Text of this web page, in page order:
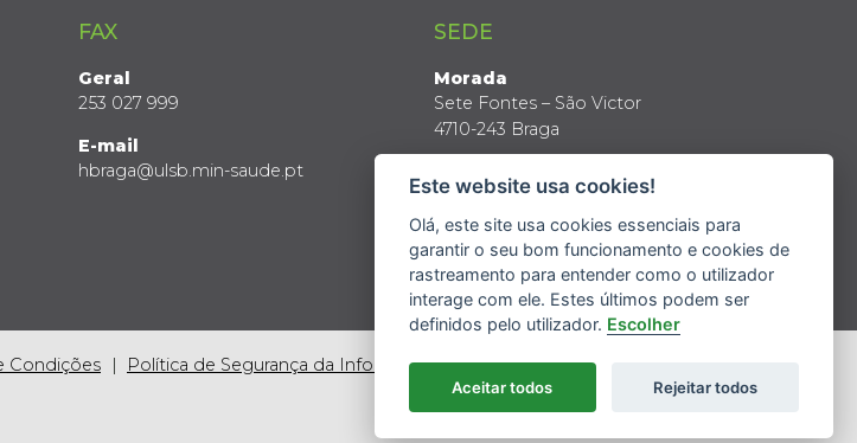
FAX
Geral
253 027 999
E-mail
hbraga@ulsb.min-saude.pt
SEDE
Morada
Sete Fontes – São Victor
4710-243 Braga
Latitude: 41º 34’ N
Longitude: 8º 24’ W
Condições
Política de Segurança da Informação
Este website usa cookies!
Olá, este site usa cookies essenciais para
garantir o seu bom funcionamento e cookies de
rastreamento para entender como o utilizador
interage com ele. Estes últimos podem ser
definidos pelo utilizador. Escolher
Aceitar todos Rejeitar todos